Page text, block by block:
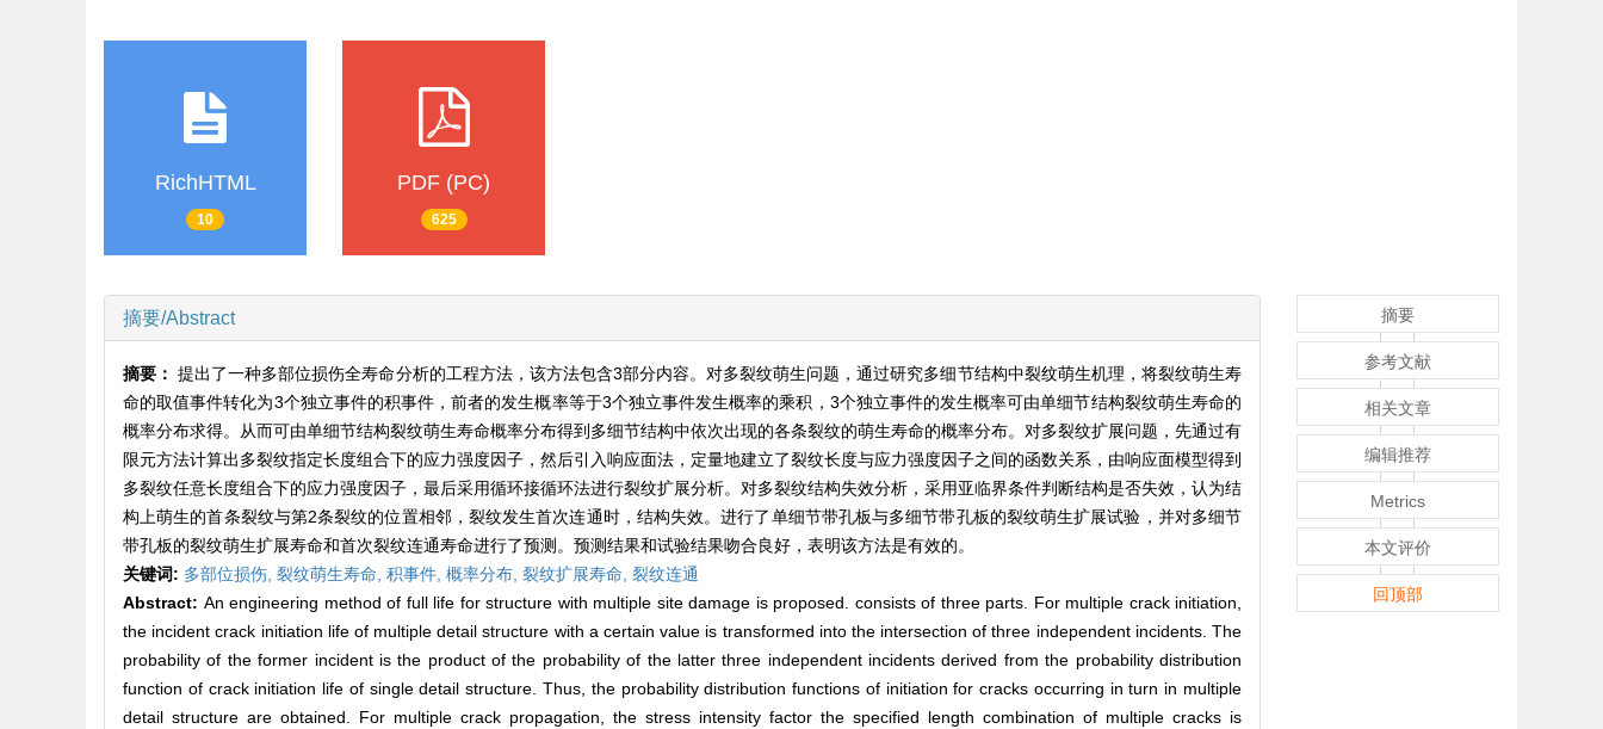
RichHTML
10
PDF (PC)
625
摘要/Abstract
摘要：提出了一种多部位损伤全寿命分析的工程方法，该方法包含3部分内容。对多裂纹萌生问题，通过研究多细节结构中裂纹萌生机理，将裂纹萌生寿
命的取值事件转化为3个独立事件的积事件，前者的发生概率等于3个独立事件发生概率的乘积，3个独立事件的发生概率可由单细节结构裂纹萌生寿命的
概率分布求得。从而可由单细节结构裂纹萌生寿命概率分布得到多细节结构中依次出现的各条裂纹的萌生寿命的概率分布。对多裂纹扩展问题，先通过有
限元方法计算出多裂纹指定长度组合下的应力强度因子，然后引入响应面法，定量地建立了裂纹长度与应力强度因子之间的函数关系，由响应面模型得到
多裂纹任意长度组合下的应力强度因子，最后采用循环接循环法进行裂纹扩展分析。对多裂纹结构失效分析，采用亚临界条件判断结构是否失效，认为结
构上萌生的首条裂纹与第2条裂纹的位置相邻，裂纹发生首次连通时，结构失效。进行了单细节带孔板与多细节带孔板的裂纹萌生扩展试验，并对多细节
带孔板的裂纹萌生扩展寿命和首次裂纹连通寿命进行了预测。预测结果和试验结果吻合良好，表明该方法是有效的。
关键词: 多部位损伤, 裂纹萌生寿命, 积事件, 概率分布, 裂纹扩展寿命, 裂纹连通
Abstract: An engineering method of full life for structure with multiple site damage is proposed. consists of three parts. For multiple crack initiation,
the incident crack initiation life of multiple detail structure with a certain value is transformed into the intersection of three independent incidents. The
probability of the former incident is the product of the probability of the latter three independent incidents derived from the probability distribution
function of crack initiation life of single detail structure. Thus, the probability distribution functions of initiation for cracks occurring in turn in multiple
detail structure are obtained. For multiple crack propagation, the stress intensity factor the specified length combination of multiple cracks is
摘要
参考文献
相关文章
编辑推荐
Metrics
本文评价
回顶部